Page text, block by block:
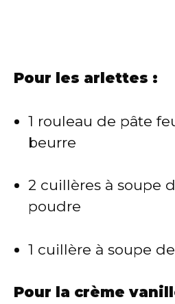
Pour les arlettes :
1 rouleau de pâte
beurre
2 cuillères à soupe
poudre
1 cuillère à soupe
Pour la crème